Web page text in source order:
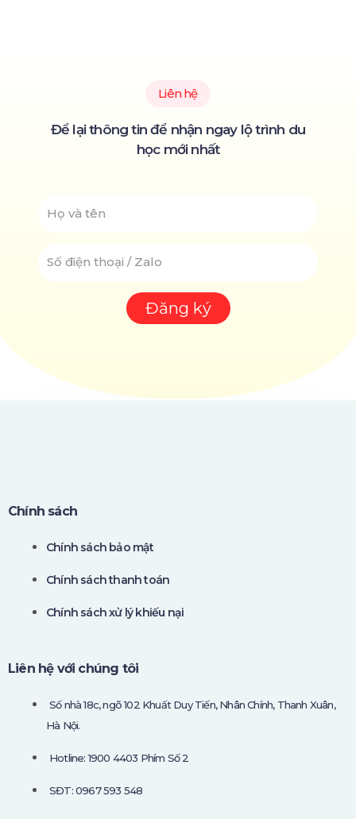
Liên hệ
Để lại thông tin để nhận ngay lộ trình du
học mới nhất
Đăng ký
Chính sách
Chính sách bảo mật
Chính sách thanh toán
Chính sách xử lý khiếu nại
Liên hệ với chúng tôi
Số nhà 18c, ngõ 102 Khuất Duy Tiến, Nhân Chính, Thanh Xuân,
Hà Nội.
Hotline: 1900 4403 Phím Số 2
SĐT: 0967 593 548